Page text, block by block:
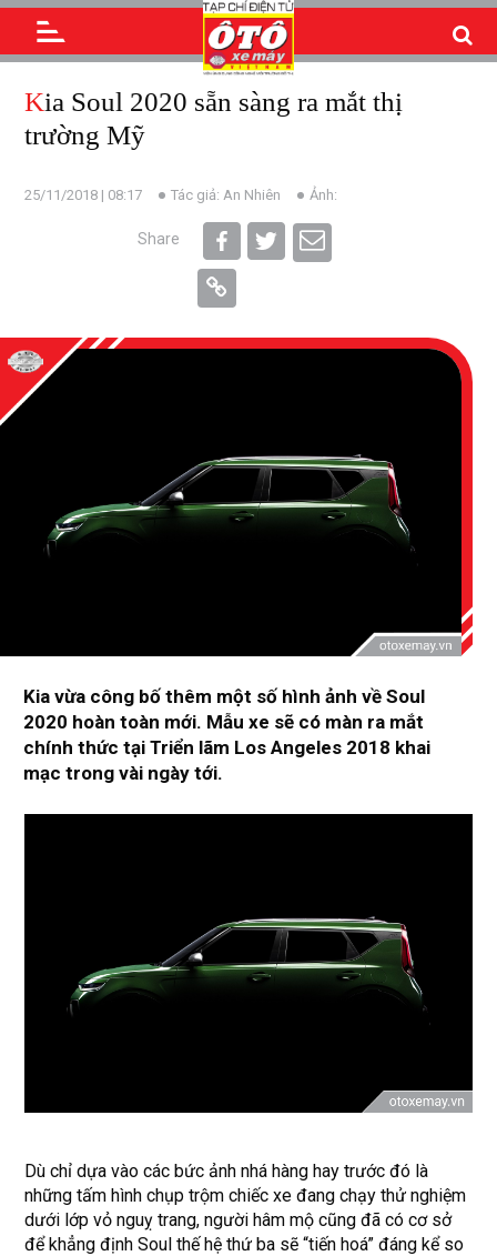
Kia Soul 2020 sẵn sàng ra mắt thị
trường Mỹ
25/11/2018 | 08:17 Tác giả: An Nhiên Ảnh:
Share
Kia vừa công bố thêm một số hình ảnh về Soul
2020 hoàn toàn mới. Mẫu xe sẽ có màn ra mắt
chính thức tại Triển lãm Los Angeles 2018 khai
mạc trong vài ngày tới.
Dù chỉ dựa vào các bức ảnh nhá hàng hay trước đó là
những tấm hình chụp trộm chiếc xe đang chạy thử nghiệm
dưới lớp vỏ nguỵ trang, người hâm mộ cũng đã có cơ sở
để khẳng định Soul thế hệ thứ ba sẽ “tiến hoá” đáng kể so